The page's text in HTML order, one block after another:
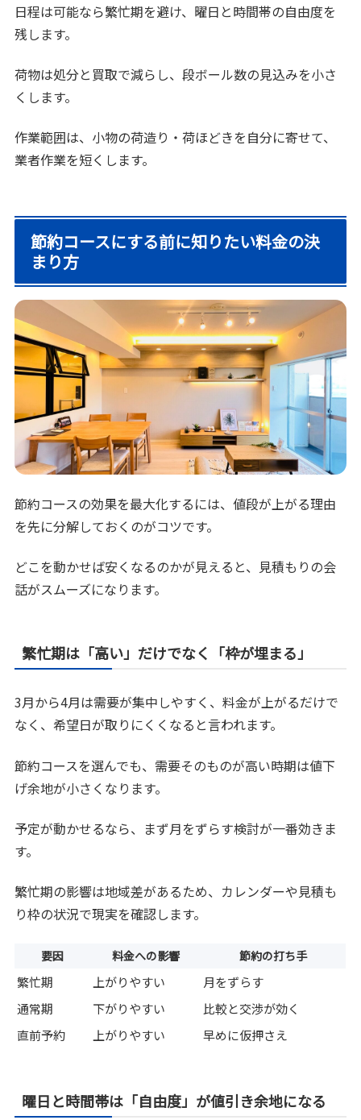
日程は可能なら繁忙期を避け、曜日と時間帯の自由度を
残します。
荷物は処分と買取で減らし、段ボール数の見込みを小さ
くします。
作業範囲は、小物の荷造り・荷ほどきを自分に寄せて、
業者作業を短くします。
節約コースにする前に知りたい料金の決
まり方
節約コースの効果を最大化するには、値段が上がる理由
を先に分解しておくのがコツです。
どこを動かせば安くなるのかが見えると、見積もりの会
話がスムーズになります。
繁忙期は「高い」だけでなく「枠が埋まる」
3月から4月は需要が集中しやすく、料金が上がるだけで
なく、希望日が取りにくくなると言われます。
節約コースを選んでも、需要そのものが高い時期は値下
げ余地が小さくなります。
予定が動かせるなら、まず月をずらす検討が一番効きま
す。
繁忙期の影響は地域差があるため、カレンダーや見積も
り枠の状況で現実を確認します。
要因 料金への影響 節約の打ち手
繁忙期 上がりやすい
月をずらす
通常期
下がりやすい
比較と交渉が効く
直前予約
上がりやすい 早めに仮押さえ
曜日と時間帯は「自由度」が値引き余地になる